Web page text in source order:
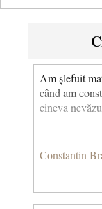
Am șlefuit
când am
cineva
Constantin